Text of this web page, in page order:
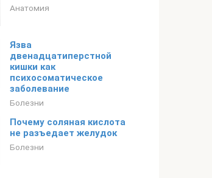
Анатомия
Язва
двенадцатиперстной
кишки как
психосоматическое
заболевание
Болезни
Почему соляная кислота
не разъедает желудок
Болезни